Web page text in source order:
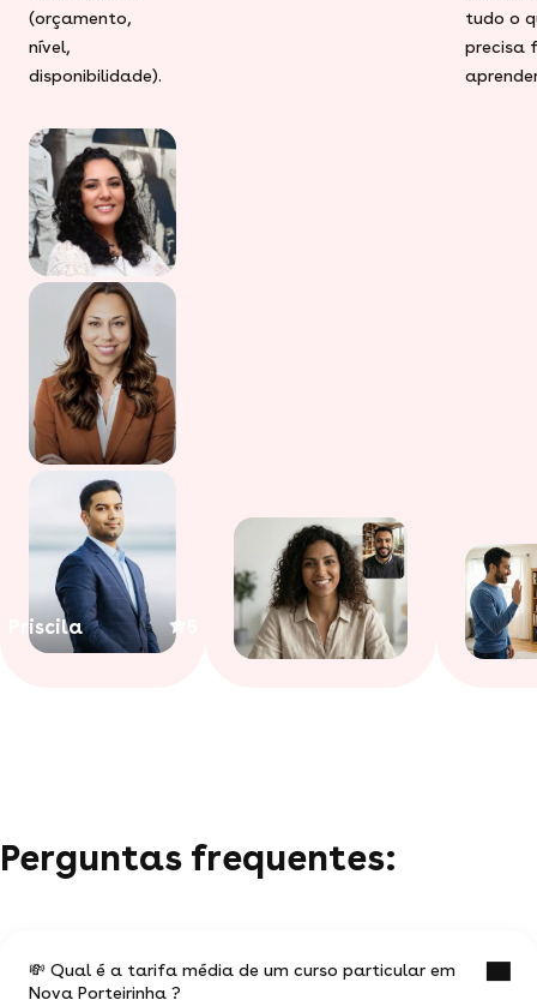
(orçamento,
nível,
disponibilidade).
Priscila
tudo o
precisa
Perguntas frequentes:
💸 Qual é a tarifa média de um curso particular em
Nova Porteirinha ?